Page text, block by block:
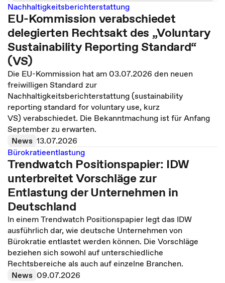
Nachhaltigkeitsberichterstattung
EU-Kommission verabschiedet
delegierten Rechtsakt des „Voluntary
Sustainability Reporting Standard“
(VS)
Die EU-Kommission hat am 03.07.2026 den neuen
freiwilligen Standard zur
Nachhaltigkeitsberichterstattung (sustainability
reporting standard for voluntary use, kurz
VS) verabschiedet. Die Bekanntmachung ist für Anfang
September zu erwarten.
News 13.07.2026
Bürokratieentlastung
Trendwatch Positionspapier: IDW
unterbreitet Vorschläge zur
Entlastung der Unternehmen in
Deutschland
In einem Trendwatch Positionspapier legt das IDW
ausführlich dar, wie deutsche Unternehmen von
Bürokratie entlastet werden können. Die Vorschläge
beziehen sich sowohl auf unterschiedliche
Rechtsbereiche als auch auf einzelne Branchen.
News 09.07.2026